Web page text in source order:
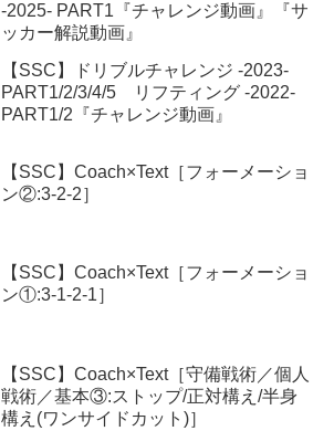
-2025- PART1『チャレンジ動画』『サ
ッカー解説動画』
【SSC】ドリブルチャレンジ -2023-
PART1/2/3/4/5 リフティング -2022-
PART1/2『チャレンジ動画』
【SSC】Coach×Text［フォーメーショ
ン②:3-2-2］
【SSC】Coach×Text［フォーメーショ
ン①:3-1-2-1］
【SSC】Coach×Text［守備戦術／個人
戦術／基本③:ストップ/正対構え/半身
構え(ワンサイドカット)］